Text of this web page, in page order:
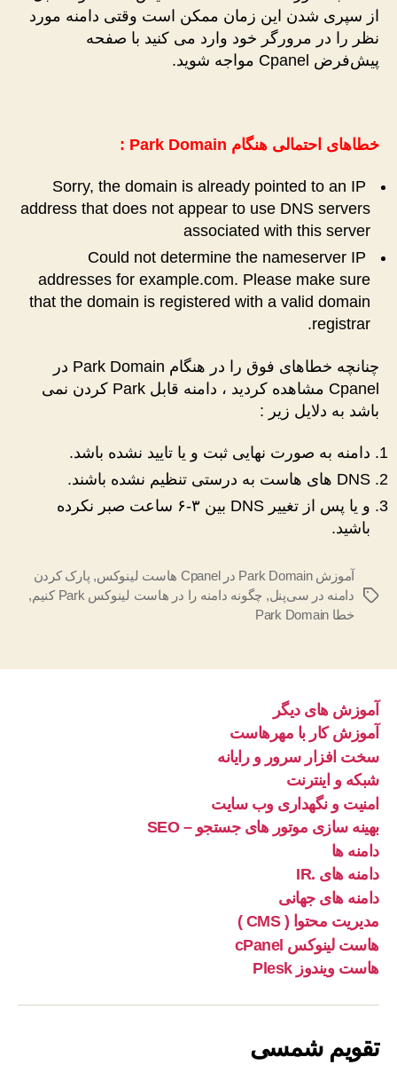
از سپری شدن این زمان ممکن است وقتی دامنه مورد
نظر را در مرورگر خود وارد می کنید با صفحه
پیش‌فرض Cpanel مواجه شوید.
خطاهای احتمالی هنگام Park Domain :
Sorry, the domain is already pointed to an IP
address that does not appear to use DNS servers
associated with this server
Could not determine the nameserver IP
addresses for example.com. Please make sure
that the domain is registered with a valid domain
registrar.
چنانچه خطاهای فوق را در هنگام Park Domain در
Cpanel مشاهده کردید ، دامنه قابل Park کردن نمی
باشد به دلایل زیر :
دامنه به صورت نهایی ثبت و یا تایید نشده باشد.
DNS های هاست به درستی تنظیم نشده باشند.
و یا پس از تغییر DNS بین ۳-۶ ساعت صبر نکرده
باشید.
برچسب‌ها
آموزش Park Domain در Cpanel هاست لینوکس , پارک کردن
دامنه در سی‌پنل, چگونه دامنه را در هاست لینوکس Park کنیم
,
خطا Park Domain
آموزش های دیگر
آموزش کار با مهرهاست
سخت افزار سرور و رایانه
شبکه و اینترنت
امنیت و نگهداری وب سایت
بهینه سازی موتور های جستجو – SEO
دامنه ها
دامنه های .IR
دامنه های جهانی
مدیریت محتوا ( CMS )
هاست لینوکس cPanel
هاست ویندوز Plesk
تقویم شمسی